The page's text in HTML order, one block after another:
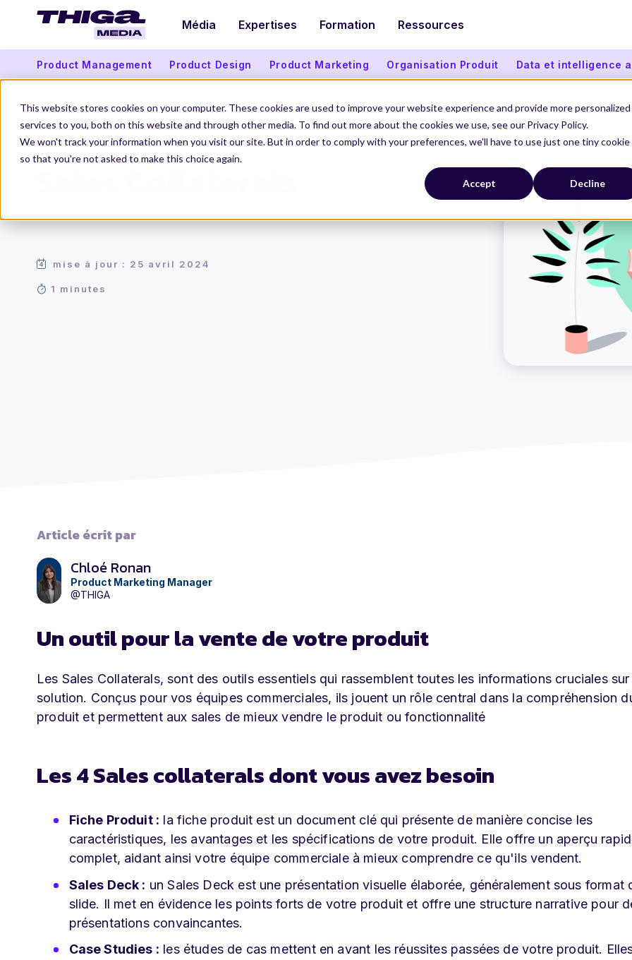
This website stores cookies on your computer. These cookies are used to improve your website experience and provide more personalized
services to you, both on this website and through other media. To find out more about the cookies we use, see our Privacy Policy.
We won't track your information when you visit our site. But in order to comply with your preferences, we'll have to use just one tiny cookie
so that you're not asked to make this choice again.
Accept Decline
Média Expertises Formation Ressources
Product Management Product Design Product Marketing Organisation Produit Data et intelligence
Thiga Media Le Dico du Produit Sales Collaterals : collaborez mieux avec vos équipes sales et augmentez votre conversion
Sales Collaterals
mise à jour : 25 avril 2024
1 minutes
Article écrit par
Chloé Ronan
Product Marketing Manager
@THIGA
Un outil pour la vente de votre produit
Les Sales Collaterals, sont des outils essentiels qui rassemblent toutes les informations cruciales
solution. Conçus pour vos équipes commerciales, ils jouent un rôle central dans la compréhension
produit et permettent aux sales de mieux vendre le produit ou fonctionnalité
Les 4 Sales collaterals dont vous avez besoin
Fiche Produit : la fiche produit est un document clé qui présente de manière concise les
caractéristiques, les avantages et les spécifications de votre produit. Elle offre un aperçu
complet, aidant ainsi votre équipe commerciale à mieux comprendre ce qu'ils vendent.
Sales Deck : un Sales Deck est une présentation visuelle élaborée, généralement sous format
slide. Il met en évidence les points forts de votre produit et offre une structure narrative pour
présentations convaincantes.
Case Studies : les études de cas mettent en avant les réussites passées de votre produit.